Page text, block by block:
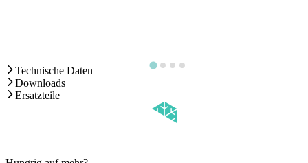
Technische Daten
Downloads
Ersatzteile